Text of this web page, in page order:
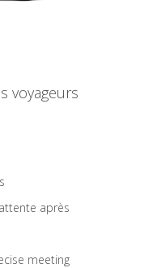
voyageurs
après
meeting